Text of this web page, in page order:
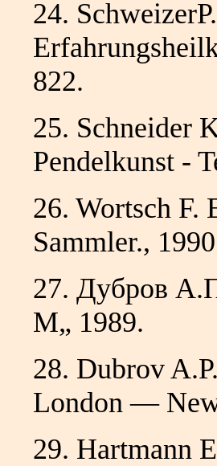
24.
822.
25. Schneider
Pendelkunst -
26. Wortsch F.
Sammler.,
27. Дубров
М„ 1989.
28. Dubrov
London —
29. Hartmann